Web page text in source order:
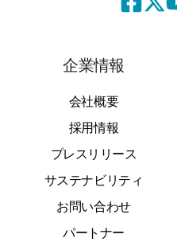
企業情報
会社概要
採用情報
プレスリリース
サステナビリティ
お問い合わせ
パートナー